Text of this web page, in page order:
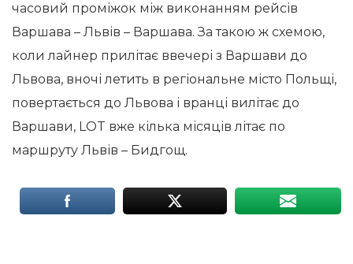
часовий проміжок між виконанням рейсів
Варшава – Львів – Варшава. За такою ж схемою,
коли лайнер прилітає ввечері з Варшави до
Львова, вночі летить в регіональне місто Польщі,
повертається до Львова і вранці вилітає до
Варшави, LOT вже кілька місяців літає по
маршруту Львів – Бидгощ.